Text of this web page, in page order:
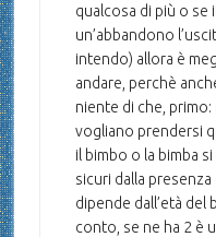
qualcosa di più o se
un’abbandono
intendo) allora è
andare, perchè
niente di che,
vogliano prendersi
il bimbo o la bimba
sicuri dalla
dipende dall’età del
conto, se ne ha 2 è